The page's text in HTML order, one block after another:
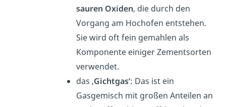
sauren Oxiden, die durch den
Vorgang am Hochofen entstehen.
Sie wird oft fein gemahlen als
Komponente einiger Zementsorten
verwendet.
das ‚Gichtgas’: Das ist ein
Gasgemisch mit großen Anteilen an